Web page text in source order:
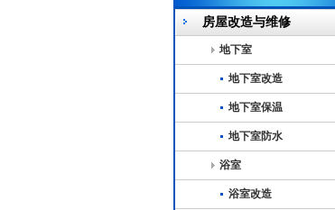
房屋改造与维修
地下室
地下室改造
地下室保温
地下室防水
浴室
浴室改造